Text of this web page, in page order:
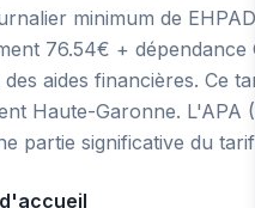
minimum de
76.54€ +
aides financières. Ce
Haute-Garonne.
partie significative du tarif